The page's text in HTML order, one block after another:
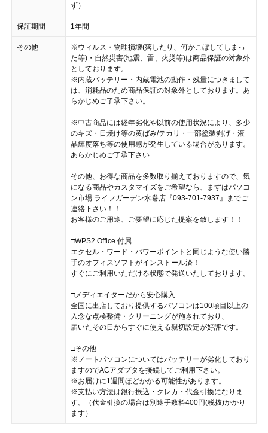
ず）
保証期間 1年間
その他
※ウィルス・物理損壊(落したり、何かこぼしてしまっ
た等)・自然災害(地震、雷、火災等)は商品保証の対象外
としております。
※内蔵バッテリー・内蔵電池の動作・残量につきまして
は、消耗品のため商品保証の対象外としております。あ
らかじめご了承下さい。
※中古商品には経年劣化や以前の使用状況により、多少
のキズ・日焼け等の黄ばみ/テカリ・一部塗装剥げ・液
晶輝度落ち等の使用感が発生している場合があります。
あらかじめご了承下さい
その他、お得な商品を多数取り揃えておりますので、気
になる商品やカスタマイズをご希望なら、まずはパソコ
ン市場 ライフガーデン水巻店『093-701-7937』までご
連絡下さい！！
お客様のご用途、ご要望に応じた提案を致します！！
□WPS2 Office 付属
エクセル・ワード・パワーポイントと同じような使い勝
手のオフィスソフトがインストール済！
すぐにご利用いただける状態で発送いたしております。
□メディエイターだから安心購入
全国に出店しており提供するパソコンは100項目以上の
入念な点検整備・クリーニングが施されており、
届いたその日からすぐに使える親切設定が好評です。
□その他
※ノートパソコンについてはバッテリーが劣化しており
ますのでACアダプタを接続してご利用下さい。
※お届けに1週間ほどかかる可能性があります。
※支払い方法は銀行振込・クレカ・代金引換になりま
す。（代金引換の場合は別途手数料400円(税抜)かかり
ます）